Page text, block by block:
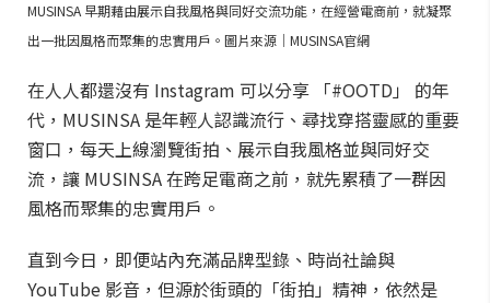
MUSINSA 早期藉由展示自我風格與同好交流功能，在經營電商前，就凝聚
出一批因風格而聚集的忠實用戶。圖片來源｜MUSINSA官網
在人人都還沒有 Instagram 可以分享 「#OOTD」 的年
代，MUSINSA 是年輕人認識流行、尋找穿搭靈感的重要
窗口，每天上線瀏覽街拍、展示自我風格並與同好交
流，讓 MUSINSA 在跨足電商之前，就先累積了一群因
風格而聚集的忠實用戶。
直到今日，即便站內充滿品牌型錄、時尚社論與
YouTube 影音，但源於街頭的「街拍」精神，依然是